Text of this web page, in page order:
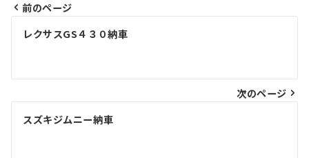
投
ビ
ゲ
前のページ
レクサスGS４３０納車
次のページ
スズキジムニー納車